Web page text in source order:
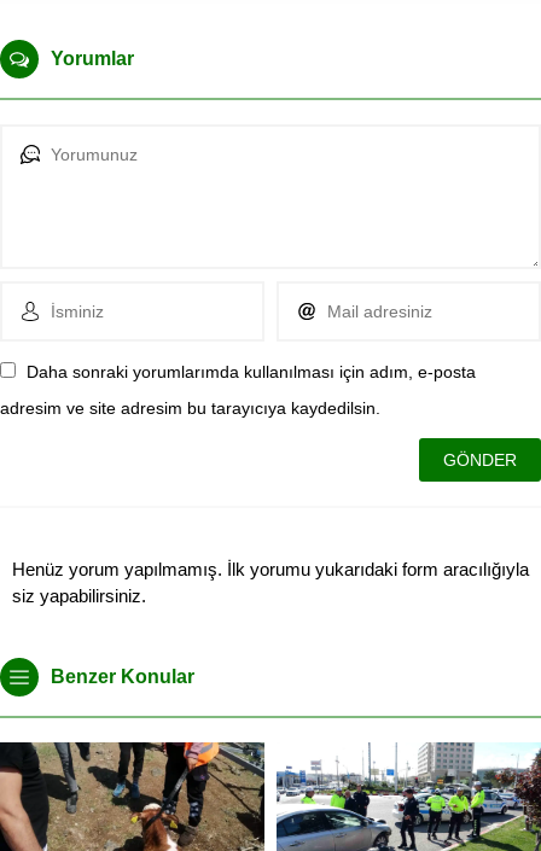
Yorumlar
Daha sonraki yorumlarımda kullanılması için adım, e-posta
adresim ve site adresim bu tarayıcıya kaydedilsin.
Henüz yorum yapılmamış. İlk yorumu yukarıdaki form aracılığıyla
siz yapabilirsiniz.
Benzer Konular